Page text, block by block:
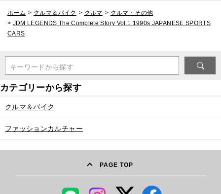
ホーム > クルマ＆バイク > クルマ > クルマ・その他
> JDM LEGENDS The Complete Story Vol.1 1990s JAPANESE SPORTS
CARS
キーワードから探す
クルマ＆バイク
ファッションカルチャー
PAGE TOP